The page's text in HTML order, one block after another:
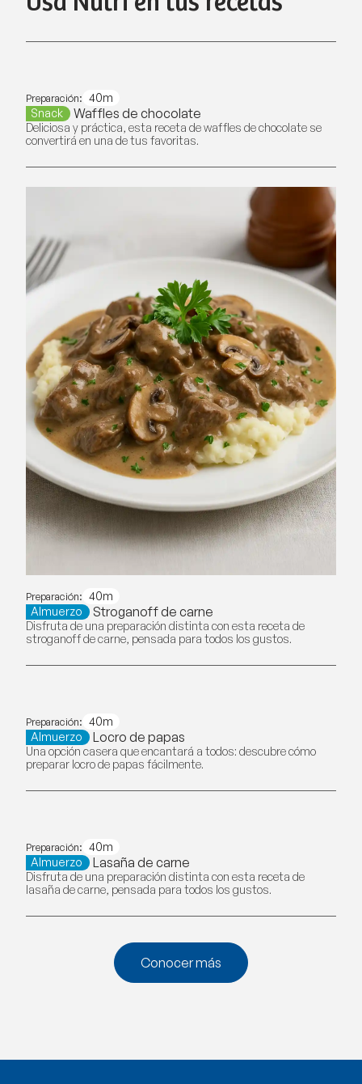
Preparación: 40m
Snack
Waffles de chocolate
Deliciosa y práctica, esta receta de waffles de chocolate se
convertirá en una de tus favoritas.
Preparación: 40m
Almuerzo
Stroganoff de carne
Disfruta de una preparación distinta con esta receta de
stroganoff de carne, pensada para todos los gustos.
Preparación: 40m
Almuerzo
Locro de papas
Una opción casera que encantará a todos: descubre cómo
preparar locro de papas fácilmente.
Preparación: 40m
Almuerzo
Lasaña de carne
Disfruta de una preparación distinta con esta receta de
lasaña de carne, pensada para todos los gustos.
Conocer más